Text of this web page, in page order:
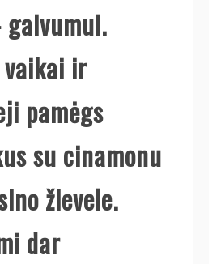
gaivumui.
ir
pamėgs
su cinamonu
žievele.
dar